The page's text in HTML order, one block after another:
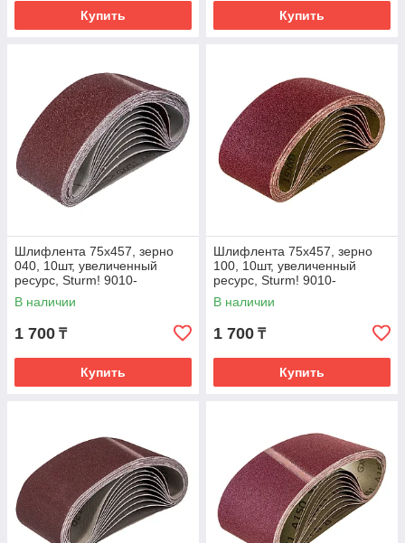
Купить Купить
Шлифлента 75x457, зерно
040, 10шт, увеличенный
ресурс, Sturm! 9010-
B75x457-040
В наличии
1 700 ₸
Купить
Шлифлента 75x457, зерно
100, 10шт, увеличенный
ресурс, Sturm! 9010-
B75x457-100
В наличии
1 700 ₸
Купить